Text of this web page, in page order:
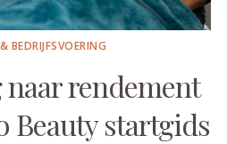
BEDRIJFSVOERING
rendement
Beauty startgids